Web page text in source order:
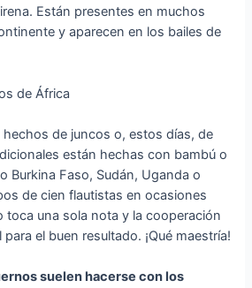
Están presentes en muchos
y aparecen en los bailes de
de juncos o, estos días, de
están hechas con bambú o
Burkina Faso, Sudán, Uganda o
de cien flautistas en ocasiones
toca una sola nota y la cooperación
el buen resultado. ¡Qué maestría!
suelen hacerse con los